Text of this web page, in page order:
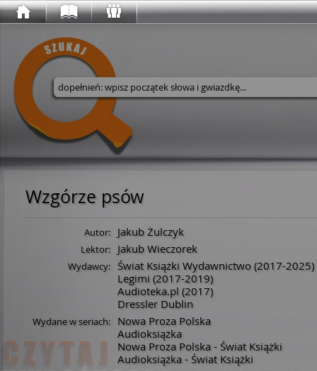
Wyszukaj w serwisie
Wzgórze psów
Autor: Jakub Żulczyk
Lektor: Jakub Wieczorek
Wydawcy: Świat Książki Wydawnictwo (2017-2025)
Legimi (2017-2019)
Audioteka.pl (2017)
Dressler Dublin
Wydane w seriach:
Nowa Proza Polska
Audioksiążka
Nowa Proza Polska - Świat Książki
Audioksiążka - Świat Książki